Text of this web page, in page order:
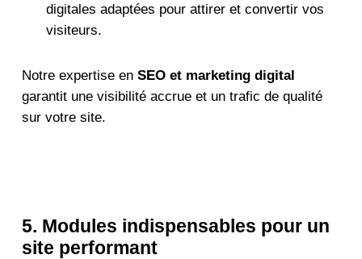
digitales adaptées pour attirer et convertir vos
visiteurs.
Notre expertise en SEO et marketing digital
garantit une visibilité accrue et un trafic de qualité
sur votre site.
5. Modules indispensables pour un
site performant